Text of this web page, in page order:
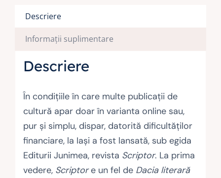
Descriere
Informații suplimentare
Descriere
În condiţiile în care multe publicaţii de
cultură apar doar în varianta online sau,
pur şi simplu, dispar, datorită dificultăţilor
financiare, la Iaşi a fost lansată, sub egida
Editurii Junimea, revista Scriptor. La prima
vedere, Scriptore un fel de Dacia literară